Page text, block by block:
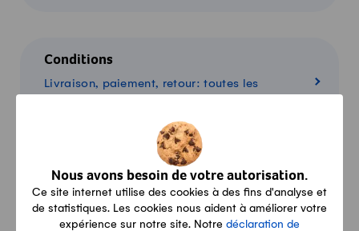
Nous avons besoin de votre autorisation.
Ce site internet utilise des cookies à des fins d'analyse et
de statistiques. Les cookies nous aident à améliorer votre
expérience sur notre site. Notre déclaration de
Conditions
Livraison, paiement, retour: toutes les
Panier
Aperçu de mes produits